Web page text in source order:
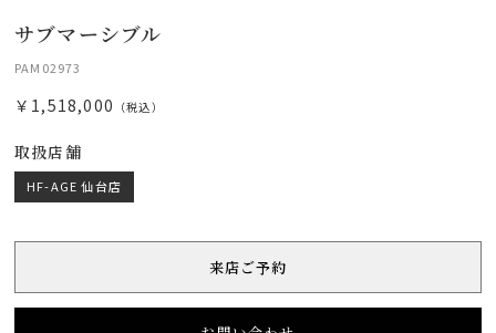
サブマーシブル
PAM02973
￥1,518,000 （税込）
取扱店舗
HF-AGE 仙台店
来店ご予約